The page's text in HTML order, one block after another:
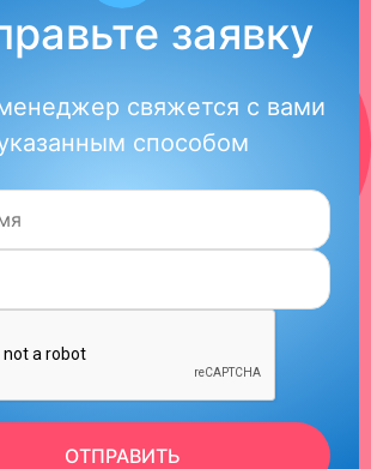
заявку
свяжется с вами
способом
ОТПРАВИТЬ